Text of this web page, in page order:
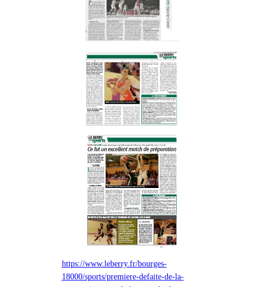
https://www.leberry.fr/bourges-
18000/sports/premiere-defaite-de-la-